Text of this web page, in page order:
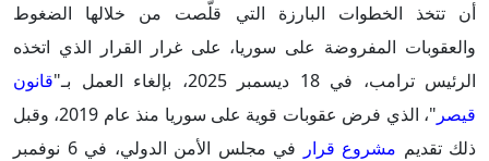
أن تتخذ الخطوات البارزة التي قلّصت من خلالها الضغوط
والعقوبات المفروضة على سوريا، على غرار القرار الذي اتخذه
الرئيس ترامب، في 18 ديسمبر 2025، بإلغاء العمل بـ"
قانون
قيصر
"، الذي فرض عقوبات قوية على سوريا منذ عام 2019، وقبل
ذلك تقديم مشروع قرار
في مجلس الأمن الدولي، في 6 نوفمبر